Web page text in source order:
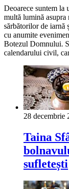
Deoarece suntem la
multă lumină asupra
sărbătorilor de iarnă
cu anumite
Botezul Domnului.
calendarului civil,
28 decembrie
Taina
sufletești